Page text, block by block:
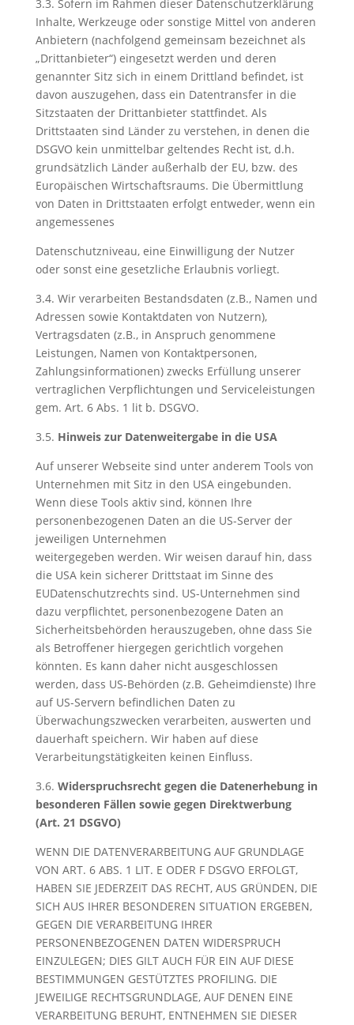
3.3. Sofern im Rahmen dieser Datenschutzerklärung
Inhalte, Werkzeuge oder sonstige Mittel von anderen
Anbietern (nachfolgend gemeinsam bezeichnet als
„Drittanbieter“) eingesetzt werden und deren
genannter Sitz sich in einem Drittland befindet, ist
davon auszugehen, dass ein Datentransfer in die
Sitzstaaten der Drittanbieter stattfindet. Als
Drittstaaten sind Länder zu verstehen, in denen die
DSGVO kein unmittelbar geltendes Recht ist, d.h.
grundsätzlich Länder außerhalb der EU, bzw. des
Europäischen Wirtschaftsraums. Die Übermittlung
von Daten in Drittstaaten erfolgt entweder, wenn ein
angemessenes
Datenschutzniveau, eine Einwilligung der Nutzer
oder sonst eine gesetzliche Erlaubnis vorliegt.
3.4. Wir verarbeiten Bestandsdaten (z.B., Namen und
Adressen sowie Kontaktdaten von Nutzern),
Vertragsdaten (z.B., in Anspruch genommene
Leistungen, Namen von Kontaktpersonen,
Zahlungsinformationen) zwecks Erfüllung unserer
vertraglichen Verpflichtungen und Serviceleistungen
gem. Art. 6 Abs. 1 lit b. DSGVO.
3.5. Hinweis zur Datenweitergabe in die USA
Auf unserer Webseite sind unter anderem Tools von
Unternehmen mit Sitz in den USA eingebunden.
Wenn diese Tools aktiv sind, können Ihre
personenbezogenen Daten an die US-Server der
jeweiligen Unternehmen
weitergegeben werden. Wir weisen darauf hin, dass
die USA kein sicherer Drittstaat im Sinne des
EUDatenschutzrechts sind. US-Unternehmen sind
dazu verpflichtet, personenbezogene Daten an
Sicherheitsbehörden herauszugeben, ohne dass Sie
als Betroffener hiergegen gerichtlich vorgehen
könnten. Es kann daher nicht ausgeschlossen
werden, dass US-Behörden (z.B. Geheimdienste) Ihre
auf US-Servern befindlichen Daten zu
Überwachungszwecken verarbeiten, auswerten und
dauerhaft speichern. Wir haben auf diese
Verarbeitungstätigkeiten keinen Einfluss.
3.6. Widerspruchsrecht gegen die Datenerhebung in
besonderen Fällen sowie gegen Direktwerbung
(Art. 21 DSGVO)
WENN DIE DATENVERARBEITUNG AUF GRUNDLAGE
VON ART. 6 ABS. 1 LIT. E ODER F DSGVO ERFOLGT,
HABEN SIE JEDERZEIT DAS RECHT, AUS GRÜNDEN, DIE
SICH AUS IHRER BESONDEREN SITUATION ERGEBEN,
GEGEN DIE VERARBEITUNG IHRER
PERSONENBEZOGENEN DATEN WIDERSPRUCH
EINZULEGEN; DIES GILT AUCH FÜR EIN AUF DIESE
BESTIMMUNGEN GESTÜTZTES PROFILING. DIE
JEWEILIGE RECHTSGRUNDLAGE, AUF DENEN EINE
VERARBEITUNG BERUHT, ENTNEHMEN SIE DIESER